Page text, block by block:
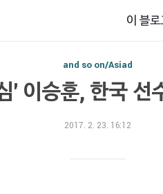
이 블
and so on/Asiad
' 이승훈, 한국
2017. 2. 23. 16:12